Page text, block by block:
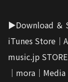
▶︎Download ＆
iTunes Store｜
music.jp
｜mora｜